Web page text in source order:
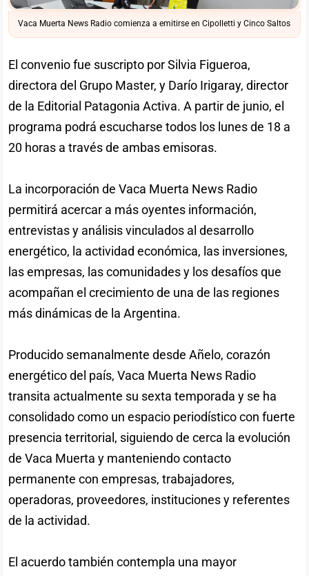
Vaca Muerta News Radio comienza a emitirse en Cipolletti y Cinco Saltos
El convenio fue suscripto por Silvia Figueroa,
directora del Grupo Master, y Darío Irigaray, director
de la Editorial Patagonia Activa. A partir de junio, el
programa podrá escucharse todos los lunes de 18 a
20 horas a través de ambas emisoras.
La incorporación de Vaca Muerta News Radio
permitirá acercar a más oyentes información,
entrevistas y análisis vinculados al desarrollo
energético, la actividad económica, las inversiones,
las empresas, las comunidades y los desafíos que
acompañan el crecimiento de una de las regiones
más dinámicas de la Argentina.
Producido semanalmente desde Añelo, corazón
energético del país, Vaca Muerta News Radio
transita actualmente su sexta temporada y se ha
consolidado como un espacio periodístico con fuerte
presencia territorial, siguiendo de cerca la evolución
de Vaca Muerta y manteniendo contacto
permanente con empresas, trabajadores,
operadoras, proveedores, instituciones y referentes
de la actividad.
El acuerdo también contempla una mayor